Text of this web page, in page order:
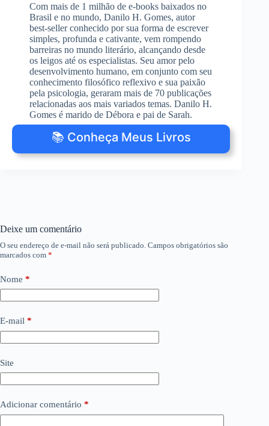
Com mais de 1 milhão de e-books baixados no
Brasil e no mundo, Danilo H. Gomes, autor
best-seller conhecido por sua forma de escrever
simples, profunda e cativante, vem rompendo
barreiras no mundo literário, alcançando desde
os leigos até os especialistas. Seu amor pelo
desenvolvimento humano, em conjunto com seu
conhecimento filosófico reflexivo e sua paixão
pela psicologia, geraram mais de 70 publicações
relacionadas aos mais variados temas. Danilo H.
Gomes é marido de Débora e pai de Sarah.
📚 Conheça Meus Livros
Deixe um comentário
O seu endereço de e-mail não será publicado. Campos obrigatórios são
marcados com *
Nome *
E-mail *
Site
Adicionar comentário *